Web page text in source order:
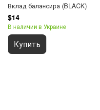
Вклад балансира (BLACK)
$14
В наличии в Украине
Купить